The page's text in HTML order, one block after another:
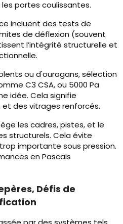
portes coulissantes.
incluent des tests de
de déflexion (souvent
l’intégrité structurelle et
ou d'ouragans, sélection
C3 CSA, ou 5000 Pa
idée. Cela signifie
des vitrages renforcés.
les cadres, pistes, et le
structurels. Cela évite
importante sous pression.
en Pascals
Défis de